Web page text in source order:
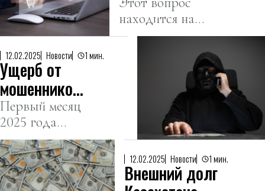
всех онлайн-
покупок из-за
находится на
стадии
12.02.2025 Новости 1 мин.
Ущерб от
мошенников
вырос в два
раза в
Казахстане
Первый месяц
2025 года
отметился
увеличением
числа жертв
мошенников.
12.02.2025 Новости 1 мин.
Внешний долг